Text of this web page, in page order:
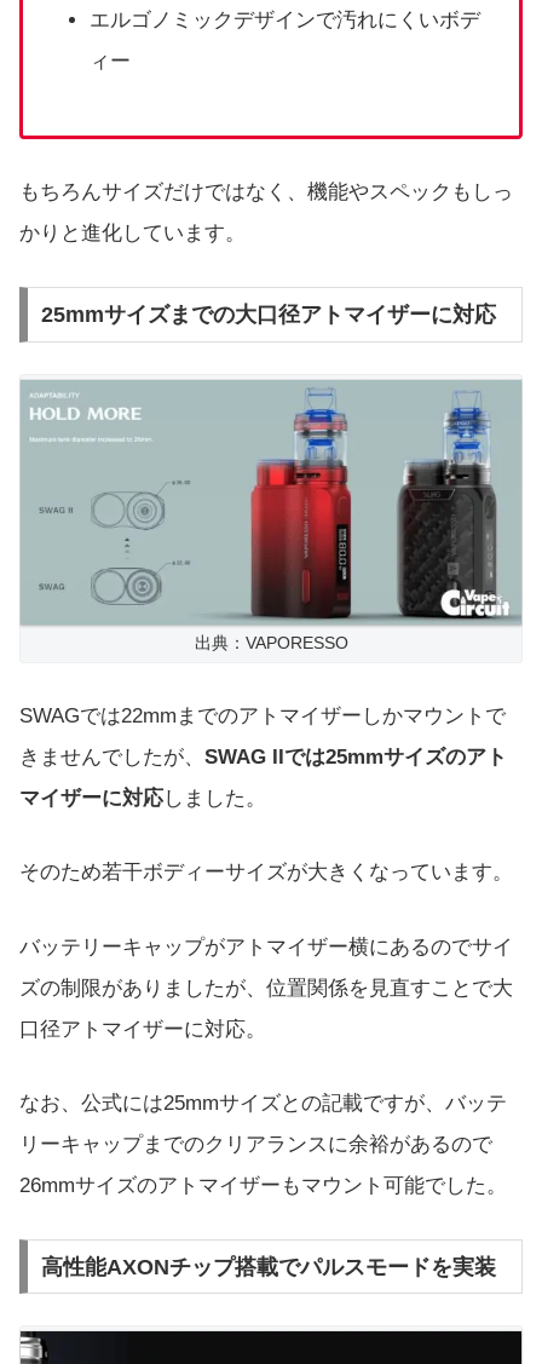
エルゴノミックデザインで汚れにくいボデ
ィー
もちろんサイズだけではなく、機能やスペックもしっ
かりと進化しています。
25mmサイズまでの大口径アトマイザーに対応
出典：VAPORESSO
SWAGでは22mmまでのアトマイザーしかマウントで
きませんでしたが、 SWAG IIでは25mmサイズのアト
マイザーに対応しました。
そのため若干ボディーサイズが大きくなっています。
バッテリーキャップがアトマイザー横にあるのでサイ
ズの制限がありましたが、位置関係を見直すことで大
口径アトマイザーに対応。
なお、公式には25mmサイズとの記載ですが、バッテ
リーキャップまでのクリアランスに余裕があるので
26mmサイズのアトマイザーもマウント可能でした。
高性能AXONチップ搭載でパルスモードを実装